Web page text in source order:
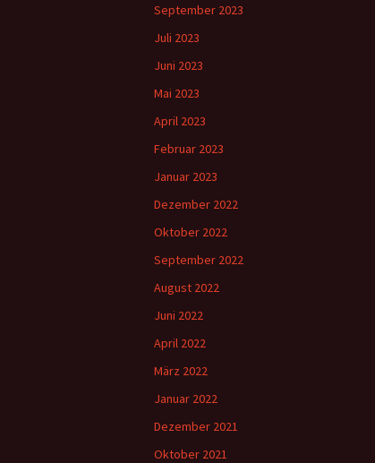
September 2023
Juli 2023
Juni 2023
Mai 2023
April 2023
Februar 2023
Januar 2023
Dezember 2022
Oktober 2022
September 2022
August 2022
Juni 2022
April 2022
März 2022
Januar 2022
Dezember 2021
Oktober 2021